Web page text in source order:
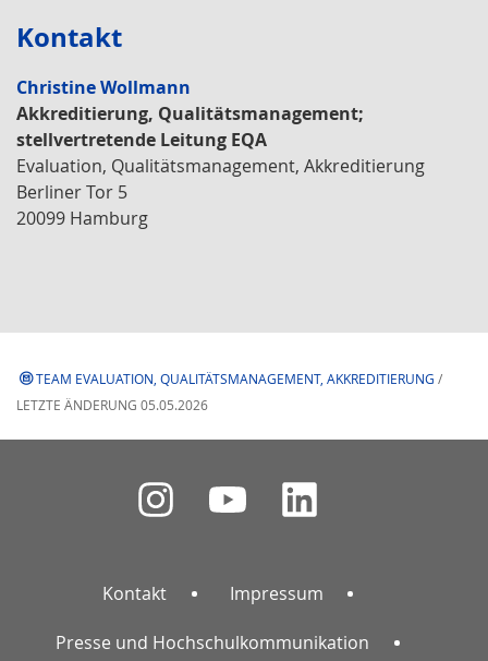
Kontakt
Christine Wollmann
Akkreditierung, Qualitätsmanagement;
stellvertretende Leitung EQA
Evaluation, Qualitätsmanagement, Akkreditierung
Berliner Tor 5
20099 Hamburg
TEAM EVALUATION, QUALITÄTSMANAGEMENT, AKKREDITIERUNG /
LETZTE ÄNDERUNG 05.05.2026
Kontakt Impressum
Presse und Hochschulkommunikation